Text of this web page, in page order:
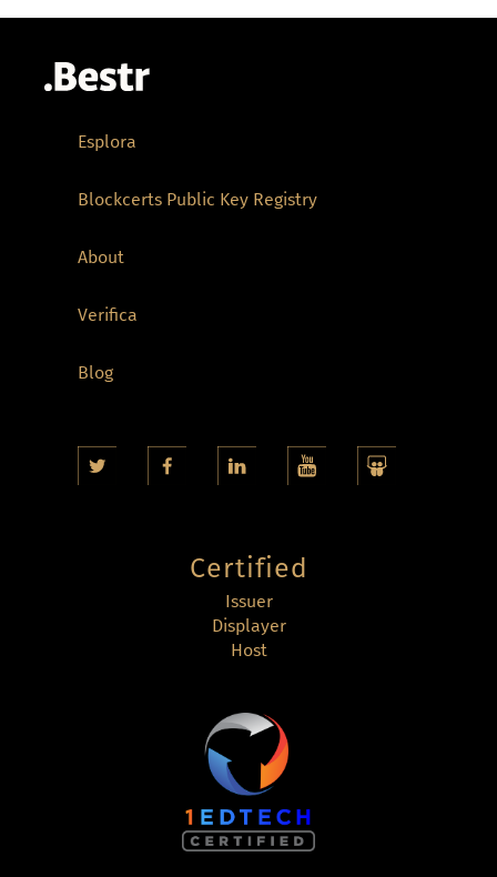
Esplora
Blockcerts Public Key Registry
About
Verifica
Blog
Certified
Issuer
Displayer
Host